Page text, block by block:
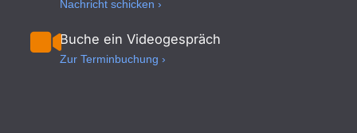
Nachricht schicken ›
Buche ein Videogespräch
Zur Terminbuchung ›